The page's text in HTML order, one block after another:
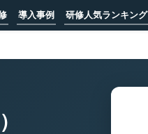
導入事例 研修人気ランキング